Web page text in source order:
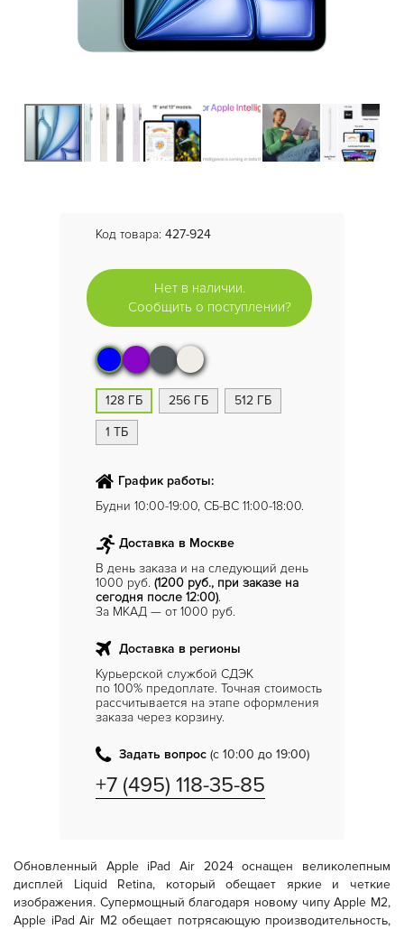
Код товара: 427-924
Нет в наличии.
Сообщить о поступлении?
128 ГБ 256 ГБ 512 ГБ
1 ТБ
График работы:
Будни 10:00-19:00, СБ-ВС 11:00-18:00.
Доставка в Москве
В день заказа и на следующий день
1000 руб. (1200 руб., при заказе на
сегодня после 12:00).
За МКАД — от 1000 руб.
Доставка в регионы
Курьерской службой СДЭК
по 100% предоплате. Точная стоимость
рассчитывается на этапе оформления
заказа через корзину.
Задать вопрос (с 10:00 до 19:00)
+7 (495) 118-35-85
Обновленный Apple iPad Air 2024 оснащен великолепным
дисплей Liquid Retina, который обещает яркие и четкие
изображения. Супермощный благодаря новому чипу Apple M2,
Apple iPad Air M2 обещает потрясающую производительность,